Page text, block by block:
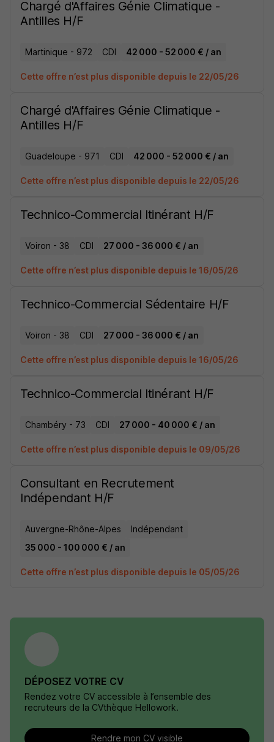
Chargé d'Affaires Génie Climatique -
Antilles H/F
Martinique - 972 CDI 42 000 - 52 000 € / an
Cette offre n’est plus disponible depuis le 22/05/26
Chargé d'Affaires Génie Climatique -
Antilles H/F
Guadeloupe - 971 CDI 42 000 - 52 000 € / an
Cette offre n’est plus disponible depuis le 22/05/26
Technico-Commercial Itinérant H/F
Voiron - 38 CDI 27 000 - 36 000 € / an
Cette offre n’est plus disponible depuis le 16/05/26
Technico-Commercial Sédentaire H/F
Voiron - 38 CDI 27 000 - 36 000 € / an
Cette offre n’est plus disponible depuis le 16/05/26
Technico-Commercial Itinérant H/F
Chambéry - 73 CDI 27 000 - 40 000 € / an
Cette offre n’est plus disponible depuis le 09/05/26
Consultant en Recrutement
Indépendant H/F
Auvergne-Rhône-Alpes
Indépendant
35 000 - 100 000 € / an
Cette offre n’est plus disponible depuis le 05/05/26
DÉPOSEZ VOTRE CV
Rendez votre CV accessible à l’ensemble des
recruteurs de la CVthèque Hellowork.
Rendre mon CV visible